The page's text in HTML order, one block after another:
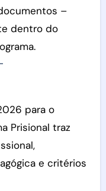
–
dentro do
para o
Prisional traz
e critérios